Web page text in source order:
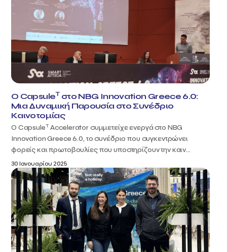
Ο CapsuleTστο NBG Innovation Greece 6.0:
Μια Δυναμική Παρουσία στο Συνέδριο
Καινοτομίας
Ο CapsuleTAccelerator συμμετείχε ενεργά στο NBG
Innovation Greece 6.0, το συνέδριο που συγκεντρώνει
φορείς και πρωτοβουλίες που υποστηρίζουν την καιν...
30 Ιανουαρίου 2025